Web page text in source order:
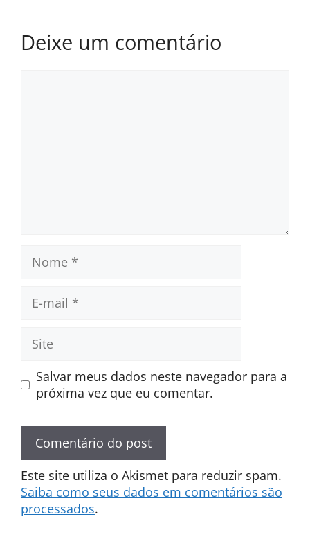
Deixe um comentário
mail
Site
Salvar meus dados neste navegador para a
próxima vez que eu comentar.
Este site utiliza o Akismet para reduzir spam.
Saiba como seus dados em comentários são
processados.